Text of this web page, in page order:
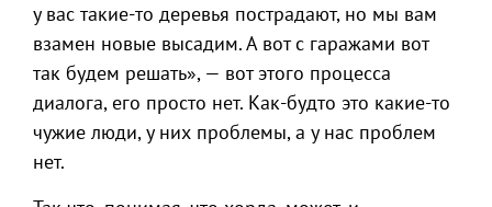
у вас такие-то деревья пострадают, но мы вам
взамен новые высадим. А вот с гаражами вот
так будем решать», — вот этого процесса
диалога, его просто нет. Как-будто это какие-то
чужие люди, у них проблемы, а у нас проблем
нет.